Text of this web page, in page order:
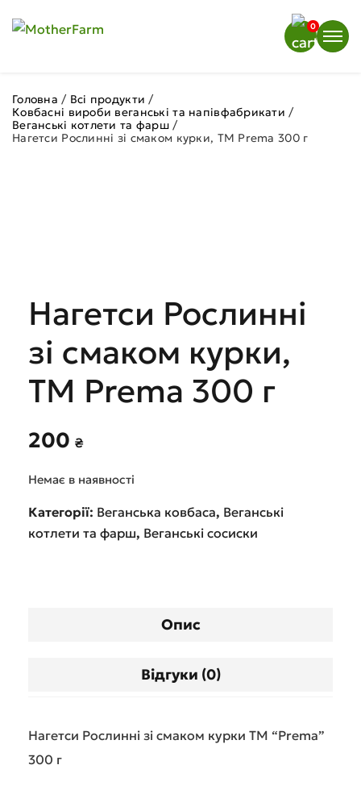
0
Головна / Всі продукти /
Ковбасні вироби веганські та напівфабрикати /
Веганські котлети та фарш /
Нагетси Рослинні зі смаком курки, ТМ Prema 300 г
Нагетси Рослинні
зі смаком курки,
ТМ Prema 300 г
200 ₴
Немає в наявності
Категорії: Веганська ковбаса, Веганські
котлети та фарш, Веганські сосиски
Опис
Відгуки (0)
Нагетси Рослинні зі смаком курки ТМ “Prema”
300 г